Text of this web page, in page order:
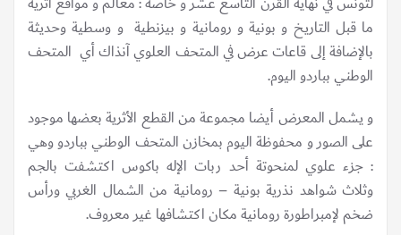
ما قبل التاريخ و بونية و رومانية و بيزنطية و وسطية وحديثة
بالإضافة إلى قاعات عرض في المتحف العلوي آنذاك أي المتحف
الوطني بباردو اليوم.
و يشمل المعرض أيضا مجموعة من القطع الأثرية بعضها موجود
على الصور و محفوظة اليوم بمخازن المتحف الوطني بباردو وهي
: جزء علوي لمنحوتة أحد ربات الإله باكوس اكتشفت بالجم
وثلاث شواهد نذرية بونية – رومانية من الشمال الغربي ورأس
ضخم لإمبراطورة رومانية مكان اكتشافها غير معروف.